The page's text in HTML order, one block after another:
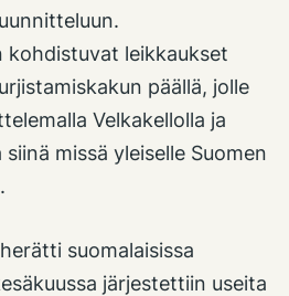
leikkaukset
päällä, jolle
Velkakellolla ja
missä yleiselle Suomen
suomalaisissa
järjestettiin useita